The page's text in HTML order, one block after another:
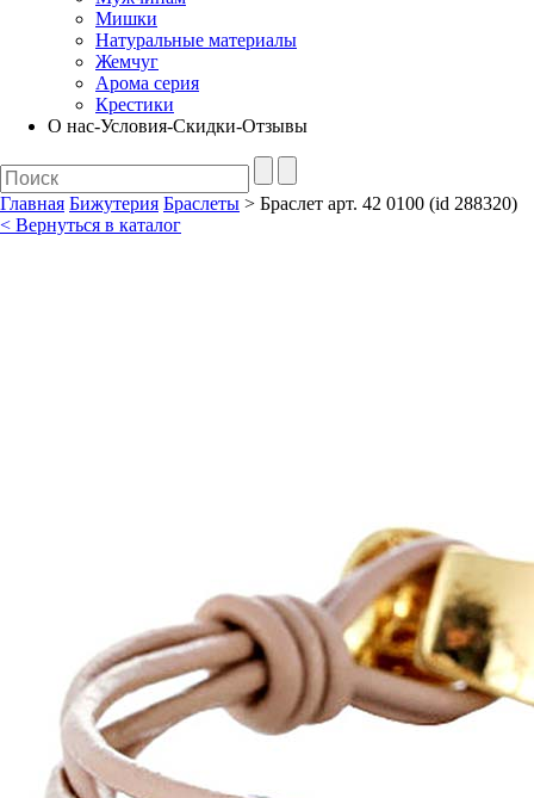
Мишки
Натуральные материалы
Жемчуг
Арома серия
Крестики
О нас-Условия-Скидки-Отзывы
Главная Бижутерия Браслеты > Браслет арт. 42 0100 (id 288320)
< Вернуться в каталог